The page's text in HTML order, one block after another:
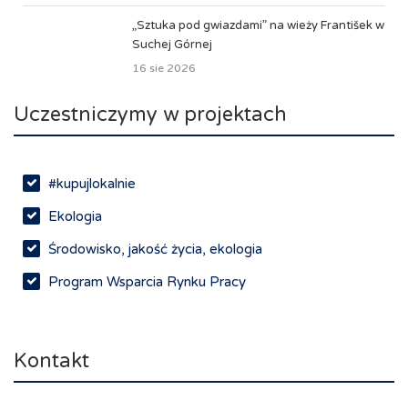
„Sztuka pod gwiazdami” na wieży František w
Suchej Górnej
16 sie 2026
Uczestniczymy w projektach
#kupujlokalnie
Ekologia
Środowisko, jakość życia, ekologia
Program Wsparcia Rynku Pracy
Spotkania branżowe
Kontakt